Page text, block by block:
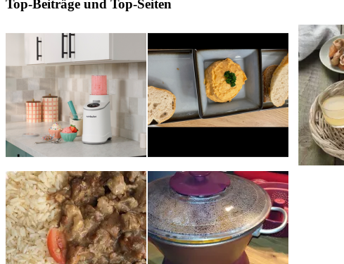
Top-Beiträge und Top-Seiten